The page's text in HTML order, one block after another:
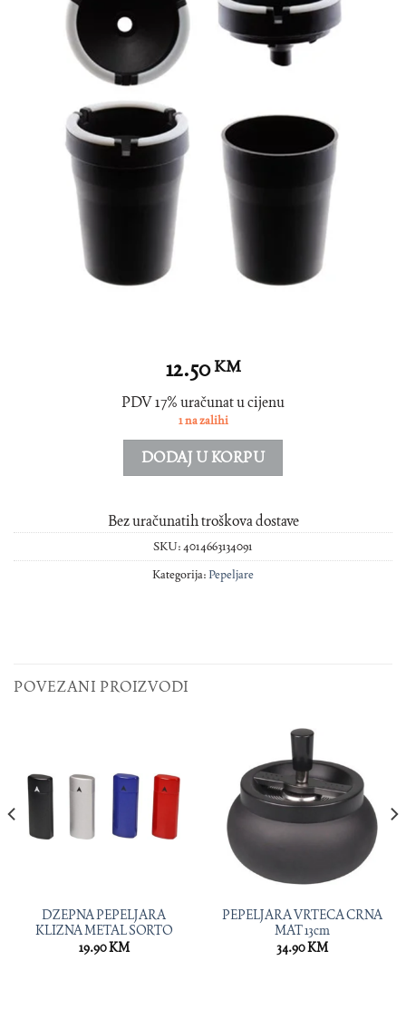
12.50KM
PDV 17% uračunat u cijenu
1 na zalihi
DODAJ U KORPU
Bez uračunatih troškova dostave
SKU:4014663134091
Kategorija:Pepeljare
POVEZANI PROIZVODI
DZEPNA PEPELJARA
KLIZNA METAL SORTO
19.90KM
PEPELJARA VRTECA CRNA
MAT 13cm
34.90KM